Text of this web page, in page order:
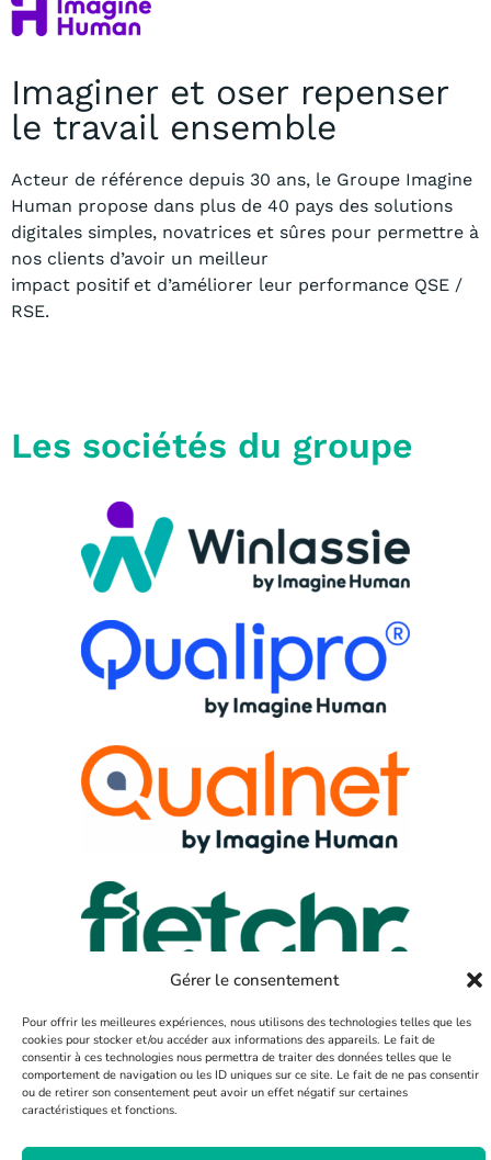
Gérer le consentement
Pour offrir les meilleures expériences, nous utilisons des technologies telles que les
cookies pour stocker et/ou accéder aux informations des appareils. Le fait de
consentir à ces technologies nous permettra de traiter des données telles que le
comportement de navigation ou les ID uniques sur ce site. Le fait de ne pas consentir
ou de retirer son consentement peut avoir un effet négatif sur certaines
caractéristiques et fonctions.
Imaginer et oser repenser
le travail ensemble
Acteur de référence depuis 30 ans, le Groupe Imagine
Human propose dans plus de 40 pays des solutions
digitales simples, novatrices et sûres pour permettre à
nos clients d’avoir un meilleur
impact positif et d’améliorer leur performance QSE /
RSE.
Les sociétés du groupe
SAS Fletchr©| Tous droits réservés | 2025